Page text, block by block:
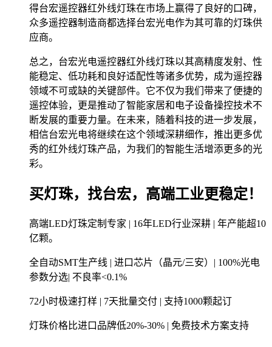
得台宏遥控器红外线灯珠在市场上赢得了良好的口碑，
众多遥控器制造商都选择台宏光电作为其可靠的灯珠供
应商。
总之，台宏光电遥控器红外线灯珠以其高精度发射、性
能稳定、低功耗和良好适配性等诸多优势，成为遥控器
领域不可或缺的关键部件。它不仅为我们带来了便捷的
遥控体验，更是推动了智能家居和电子设备操控技术不
断发展的重要力量。在未来，随着科技的进一步发展，
相信台宏光电将继续在这个领域深耕细作，推出更多优
秀的红外线灯珠产品，为我们的智能生活增添更多的光
彩。
买灯珠，找台宏，高端工业更稳定！
高端LED灯珠定制专家 | 16年LED行业深耕 | 年产能超10
亿颗。
全自动SMT生产线 | 进口芯片（晶元/三安）| 100%光电
参数分选| 不良率<0.1%
72小时极速打样 | 7天批量交付 | 支持1000颗起订
灯珠价格比进口品牌低20%-30% | 免费技术方案支持